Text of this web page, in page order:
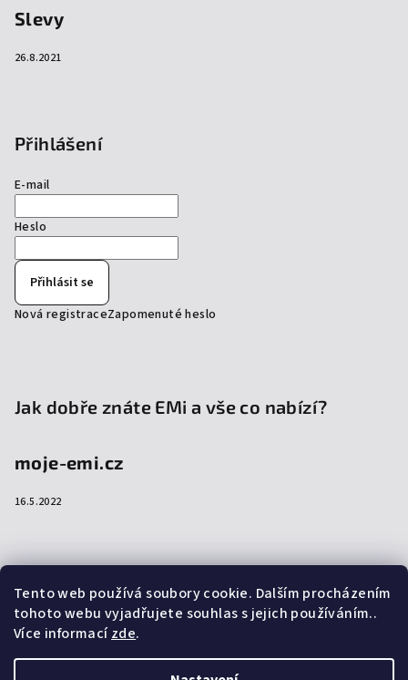
Tento web používá soubory cookie. Dalším procházením
tohoto webu vyjadřujete souhlas s jejich používáním..
Více informacízde.
Slevy
26.8.2021
Přihlášení
E-mail
Heslo
Přihlásit se
Nová registraceZapomenuté heslo
Jak dobře znáte EMi a vše co nabízí?
moje-emi.cz
16.5.2022
Přijímáme online platby